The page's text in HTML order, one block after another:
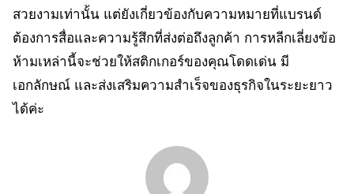
สวยงามเท่านั้น แต่ยังเกี่ยวข้องกับความหมายที่แบรนด์
ต้องการสื่อและความรู้สึกที่ส่งต่อถึงลูกค้า การหลีกเลี่ยงข้อ
ห้ามเหล่านี้จะช่วยให้สติกเกอร์ของคุณโดดเด่น มี
เอกลักษณ์ และส่งเสริมความสำเร็จของธุรกิจในระยะยาว
ได้ค่ะ